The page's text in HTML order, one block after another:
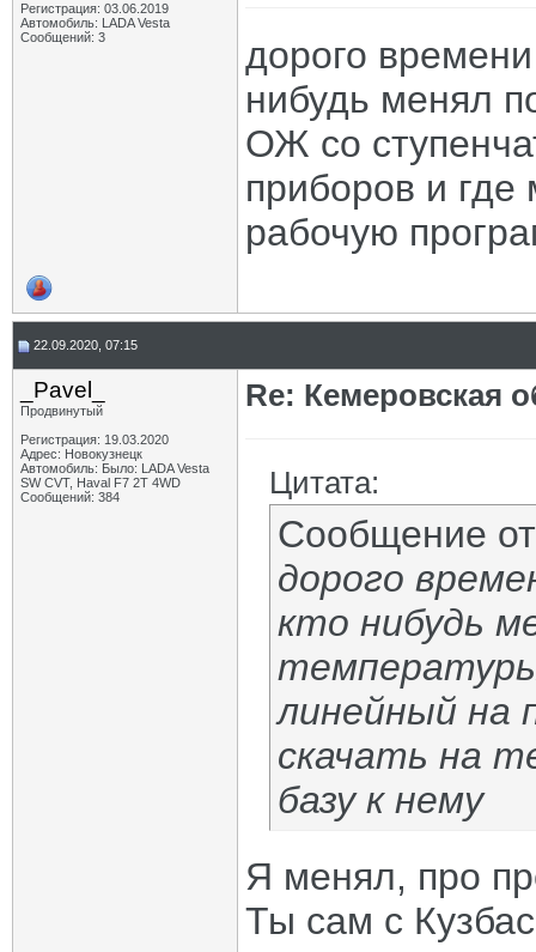
Регистрация: 03.06.2019
Автомобиль: LADA Vesta
Сообщений: 3
дорого
нибудь менял
ОЖ со
приборов и
рабочую
22.09.2020, 07:15
_Pavel_
Продвинутый
Регистрация: 19.03.2020
Адрес: Новокузнецк
Автомобиль: Было: LADA Vesta
SW CVT, Haval F7 2T 4WD
Сообщений: 384
Re: Кемеровская
Цитата:
Сообщение
дорого
кто нибудь
линейный на
скачать на
базу к нему
Я менял, про
Ты сам с